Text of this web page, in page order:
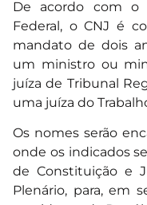
De acordo com o
Federal, o CNJ é
mandato de dois
um ministro ou
juíza de Tribunal
uma juíza do
Os nomes serão
onde os indicados
de Constituição e
Plenário, para, em